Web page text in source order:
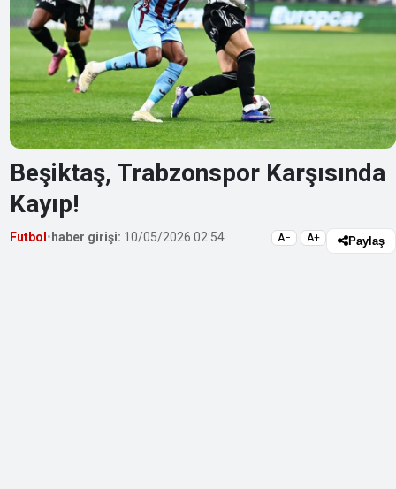
Beşiktaş, Trabzonspor Karşısında
Kayıp!
Futbol • haber girişi: 10/05/2026 02:54 A− A+ Paylaş